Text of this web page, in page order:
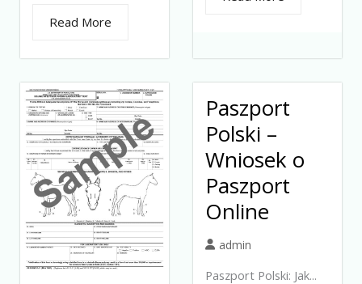
Read More
Paszport
Polski –
Wniosek o
Paszport
Online
admin
Paszport Polski: Jak...